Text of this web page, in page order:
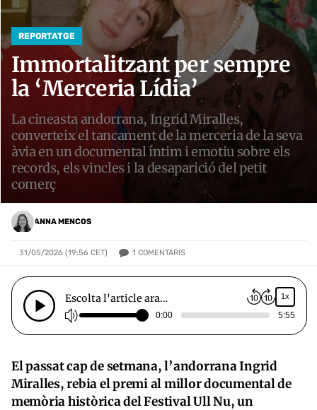
REPORTATGE
Immortalitzant per sempre
la ‘Merceria Lídia’
La cineasta andorrana, Ingrid Miralles,
converteix el tancament de la merceria de la seva
àvia en un documental íntim i emotiu sobre els
records, els vincles i la desaparició del petit
comerç
ANNA MENCOS
31/05/2026 (19:56 CET) 1 COMENTARIS
Escolta l'article ara… 1x
0:00 5:55
El passat cap de setmana, l’andorrana Ingrid
Miralles, rebia el premi al millor documental de
memòria històrica del Festival Ull Nu, un